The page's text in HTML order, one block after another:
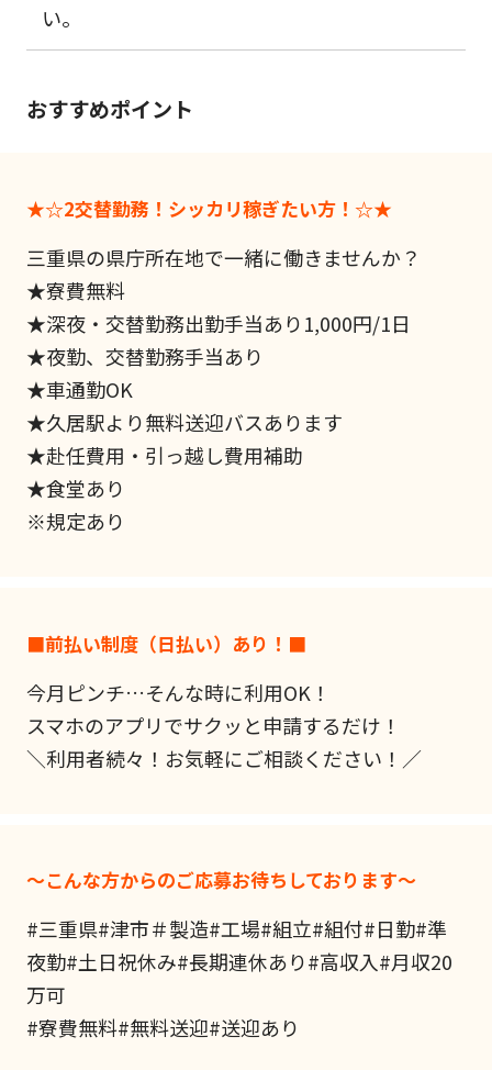
い。
おすすめポイント
★☆2交替勤務！シッカリ稼ぎたい方！☆★
三重県の県庁所在地で一緒に働きませんか？
★寮費無料
★深夜・交替勤務出勤手当あり1,000円/1日
★夜勤、交替勤務手当あり
★車通勤OK
★久居駅より無料送迎バスあります
★赴任費用・引っ越し費用補助
★食堂あり
※規定あり
■前払い制度（日払い）あり！■
今月ピンチ…そんな時に利用OK！
スマホのアプリでサクッと申請するだけ！
＼利用者続々！お気軽にご相談ください！／
～こんな方からのご応募お待ちしております～
#三重県#津市＃製造#工場#組立#組付#日勤#準
夜勤#土日祝休み#長期連休あり#高収入#月収20
万可
#寮費無料#無料送迎#送迎あり